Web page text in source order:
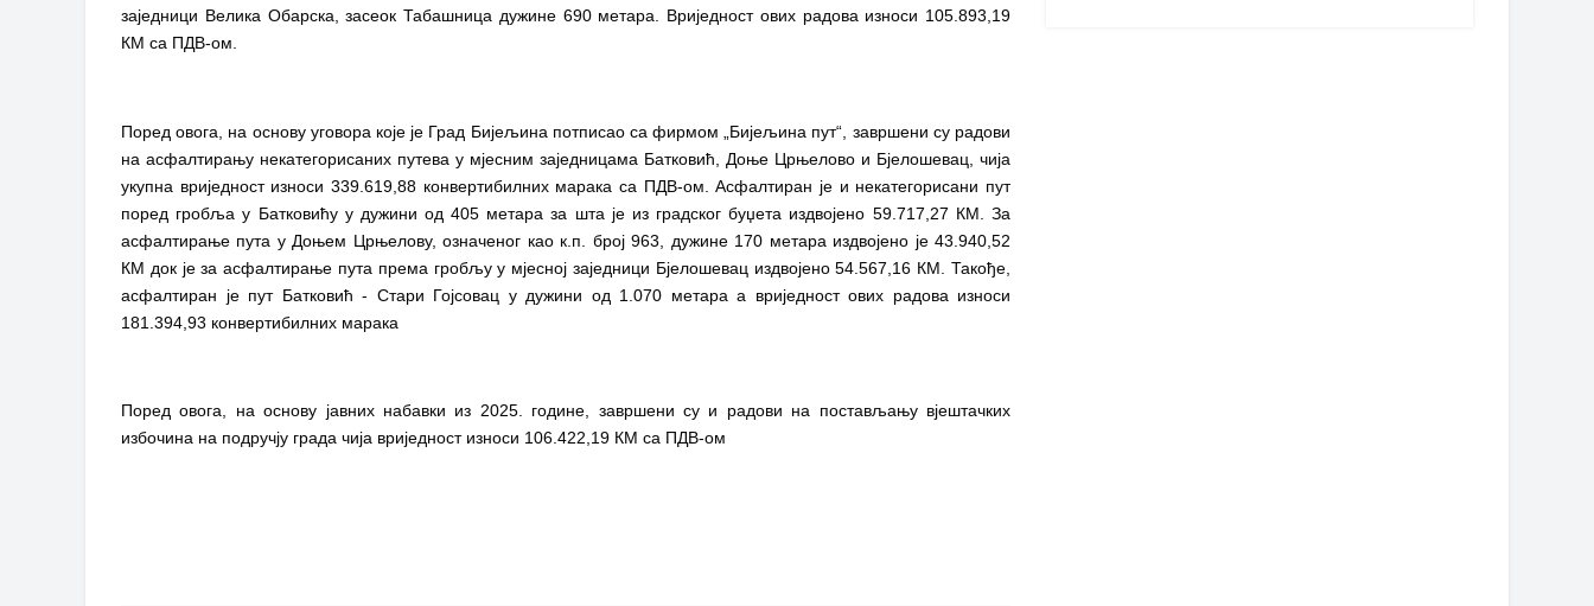
заједници Велика Обарска, засеок Табашница дужине 690 метара. Вриједност ових радова износи 105.893,19
КМ са ПДВ-ом.
Поред овога, на основу уговора које је Град Бијељина потписао са фирмом „Бијељина пут“, завршени су радови
на асфалтирању некатегорисаних путева у мјесним заједницама Батковић, Доње Црњелово и Бјелошевац, чија
укупна вриједност износи 339.619,88 конвертибилних марака са ПДВ-ом. Асфалтиран је и некатегорисани пут
поред гробља у Батковићу у дужини од 405 метара за шта је из градског буџета издвојено 59.717,27 КМ. За
асфалтирање пута у Доњем Црњелову, означеног као к.п. број 963, дужине 170 метара издвојено је 43.940,52
КМ док је за асфалтирање пута према гробљу у мјесној заједници Бјелошевац издвојено 54.567,16 КМ. Такође,
асфалтиран је пут Батковић - Стари Гојсовац у дужини од 1.070 метара а вриједност ових радова износи
181.394,93 конвертибилних марака
Поред овога, на основу јавних набавки из 2025. године, завршени су и радови на постављању вјештачких
избочина на подручју града чија вриједност износи 106.422,19 КМ са ПДВ-ом